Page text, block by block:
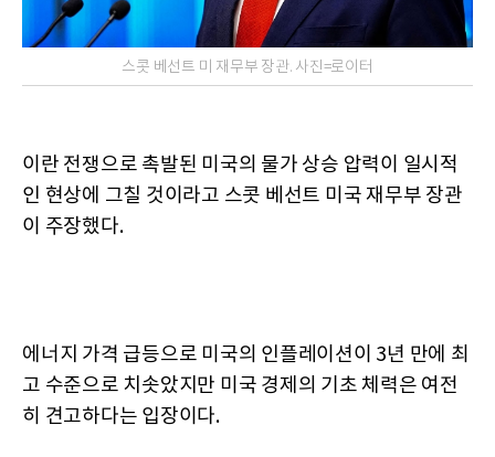
스콧 베선트 미 재무부 장관. 사진=로이터
이란 전쟁으로 촉발된 미국의 물가 상승 압력이 일시적
인 현상에 그칠 것이라고 스콧 베선트 미국 재무부 장관
이 주장했다.
에너지 가격 급등으로 미국의 인플레이션이 3년 만에 최
고 수준으로 치솟았지만 미국 경제의 기초 체력은 여전
히 견고하다는 입장이다.